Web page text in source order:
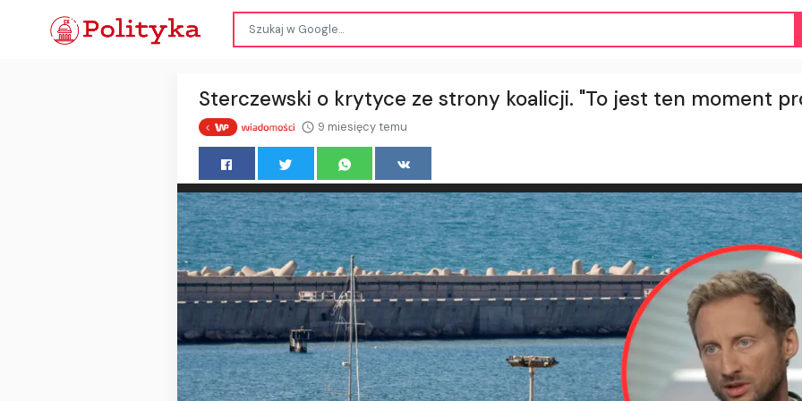
Sterczewski o krytyce ze strony koalicji. "To jest ten moment
9 miesięcy temu